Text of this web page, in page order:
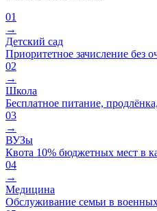
01
→
Детский сад
Приоритетное зачисление без
02
→
Школа
Бесплатное питание,
03
→
ВУЗы
Квота 10% бюджетных мест в
04
→
Медицина
Обслуживание семьи в